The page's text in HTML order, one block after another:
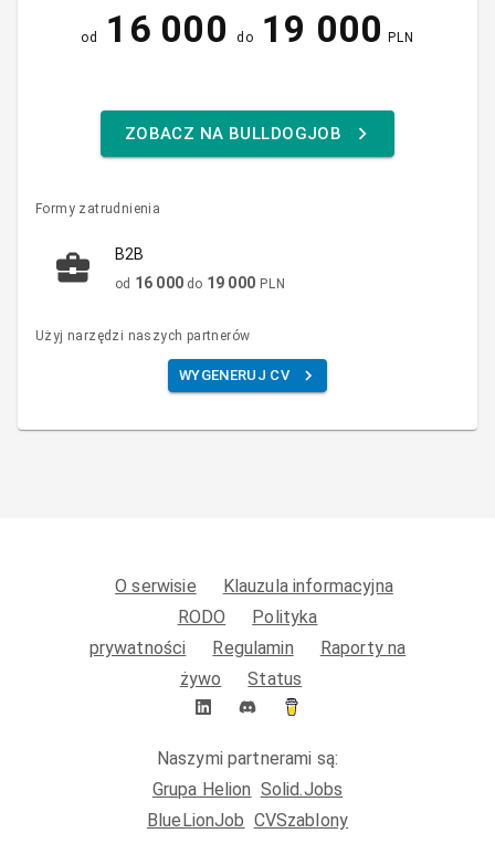
od 16 000 do 19 000 PLN
ZOBACZ NA BULLDOGJOB
Formy zatrudnienia
B2B
od 16 000 do 19 000 PLN
Użyj narzędzi naszych partnerów
WYGENERUJ CV
O serwisie
Klauzula informacyjna
RODO
Polityka
prywatności
Regulamin
Raporty na
żywo
Status
Naszymi partnerami są:
Grupa Helion Solid.Jobs
BlueLionJob CVSzablony